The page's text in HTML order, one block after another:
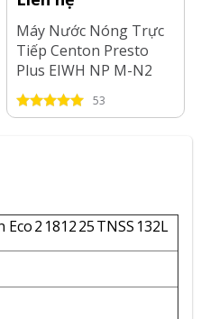
Máy Nước Nóng Trực
Tiếp Centon Presto
Plus EIWH NP M-N2
4.5kW
53
2 1812 25 TNSS 132L